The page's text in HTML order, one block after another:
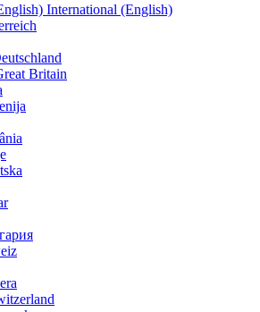
International (English)
Britain